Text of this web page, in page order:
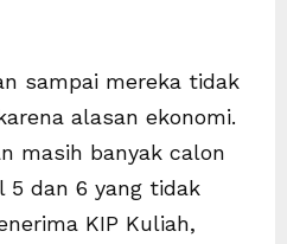
sampai mereka tidak
alasan ekonomi.
masih banyak calon
5 dan 6 yang tidak
KIP Kuliah,